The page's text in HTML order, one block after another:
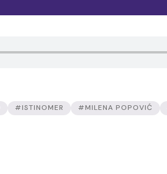
#ISTINOMER #MILENA POPOVIĆ